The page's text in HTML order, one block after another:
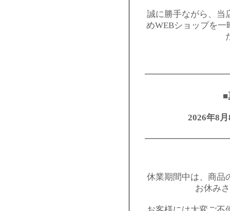
誠に勝手ながら、当
めWEBショップを
■
2026年8
休業期間中は、商品
お休み